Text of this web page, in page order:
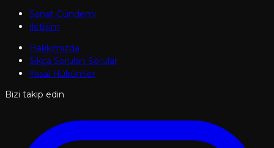
Sanat Gündemi
İletişim
Hakkımızda
Sıkça Sorulan Sorular
Yasal Hükümler
Bizi takip edin